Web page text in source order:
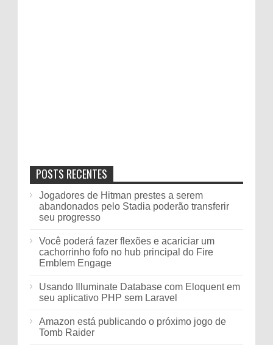
POSTS RECENTES
Jogadores de Hitman prestes a serem
abandonados pelo Stadia poderão transferir
seu progresso
Você poderá fazer flexões e acariciar um
cachorrinho fofo no hub principal do Fire
Emblem Engage
Usando Illuminate Database com Eloquent em
seu aplicativo PHP sem Laravel
Amazon está publicando o próximo jogo de
Tomb Raider